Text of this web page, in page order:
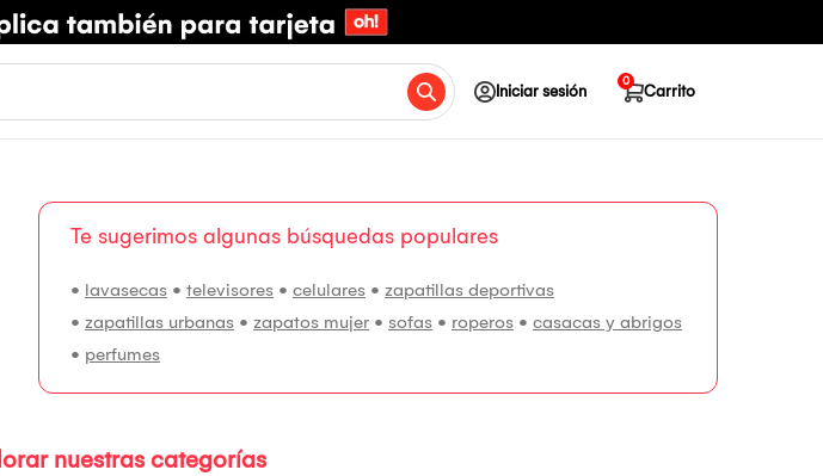
Iniciar sesión Carrito
0
Te sugerimos algunas búsquedas populares
• lavasecas • televisores • celulares • zapatillas deportivas
• zapatillas urbanas • zapatos mujer • sofas • roperos • casacas y abrigos
• perfumes
nuestras categorías